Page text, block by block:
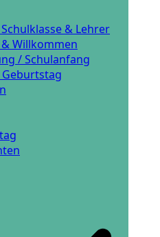
& Lehrer
Willkommen
/ Schulanfang